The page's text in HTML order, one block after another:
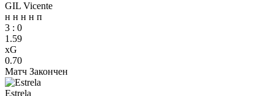
GIL Vicente
н н н н п
3 : 0
1.59
xG
0.70
Матч Закончен
Estrela